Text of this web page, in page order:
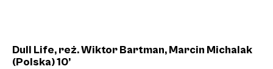
Dull Life, reż. Wiktor Bartman, Marcin Michalak
(Polska) 10’